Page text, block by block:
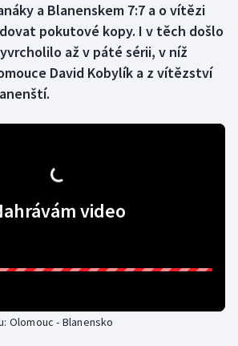
a Blanenskem 7:7 a o vítězi
pokutové kopy. I v těch došlo
až v páté sérii, v níž
David Kobylík a z vítězství
video
Olomouc - Blanensko